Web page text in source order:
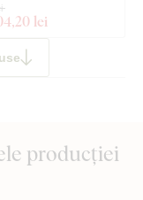
,20 lei
producției